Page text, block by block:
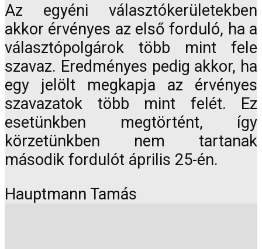
Az egyéni választókerületekben
akkor érvényes az első forduló, ha a
választópolgárok több mint fele
szavaz. Eredményes pedig akkor, ha
egy jelölt megkapja az érvényes
szavazatok több mint felét. Ez
esetünkben megtörtént, így
körzetünkben nem tartanak
második fordulót április 25-én.
Hauptmann Tamás